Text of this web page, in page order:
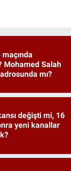
Mohamed Salah
mı?
değişti mi, 16
yeni kanallar